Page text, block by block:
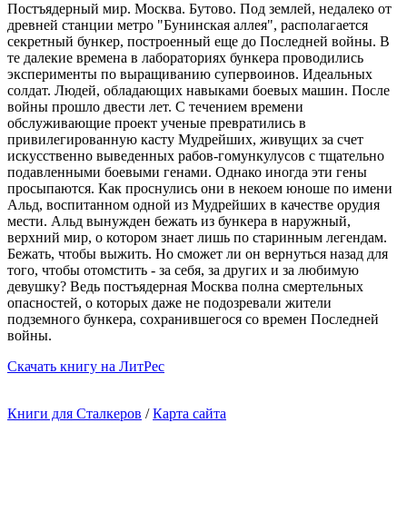
Постъядерный мир. Москва. Бутово. Под землей, недалеко от
древней станции метро "Бунинская аллея", располагается
секретный бункер, построенный еще до Последней войны. В
те далекие времена в лабораториях бункера проводились
эксперименты по выращиванию супервоинов. Идеальных
солдат. Людей, обладающих навыками боевых машин. После
войны прошло двести лет. С течением времени
обслуживающие проект ученые превратились в
привилегированную касту Мудрейших, живущих за счет
искусственно выведенных рабов-гомункулусов с тщательно
подавленными боевыми генами. Однако иногда эти гены
просыпаются. Как проснулись они в некоем юноше по имени
Альд, воспитанном одной из Мудрейших в качестве орудия
мести. Альд вынужден бежать из бункера в наружный,
верхний мир, о котором знает лишь по старинным легендам.
Бежать, чтобы выжить. Но сможет ли он вернуться назад для
того, чтобы отомстить - за себя, за других и за любимую
девушку? Ведь постъядерная Москва полна смертельных
опасностей, о которых даже не подозревали жители
подземного бункера, сохранившегося со времен Последней
войны.
Cкачать книгу на ЛитРес
Книги для Сталкеров /Карта сайта